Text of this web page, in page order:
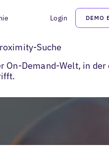
Login DEMO
Suche
On-Demand-Welt, in